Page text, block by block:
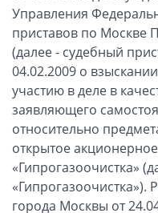
Управления
приставов по Москве
(далее - судебный
04.02.2009 о
участию в деле в
заявляющего
относительно
открытое
«Гипрогазоочистка»
города Москвы от